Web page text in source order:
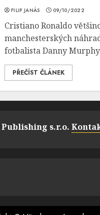
FILIP JANÁS 09/10/2022
Cristiano Ronaldo
manchesterských
fotbalista Danny
PŘEČÍST ČLÁNEK
s.r.o.